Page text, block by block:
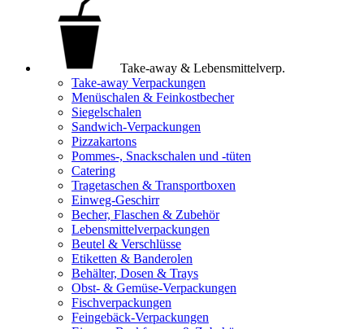
Take-away & Lebensmittelverp.
Take-away Verpackungen
Menüschalen & Feinkostbecher
Siegelschalen
Sandwich-Verpackungen
Pizzakartons
Pommes-, Snackschalen und -tüten
Catering
Tragetaschen & Transportboxen
Einweg-Geschirr
Becher, Flaschen & Zubehör
Lebensmittelverpackungen
Beutel & Verschlüsse
Etiketten & Banderolen
Behälter, Dosen & Trays
Obst- & Gemüse-Verpackungen
Fischverpackungen
Feingebäck-Verpackungen